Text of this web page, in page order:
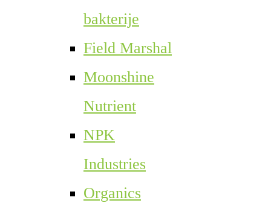
bakterije
Field Marshal
Moonshine
Nutrient
NPK
Industries
Organics